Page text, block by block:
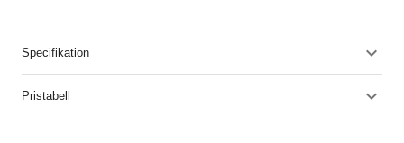
Specifikation
Pristabell